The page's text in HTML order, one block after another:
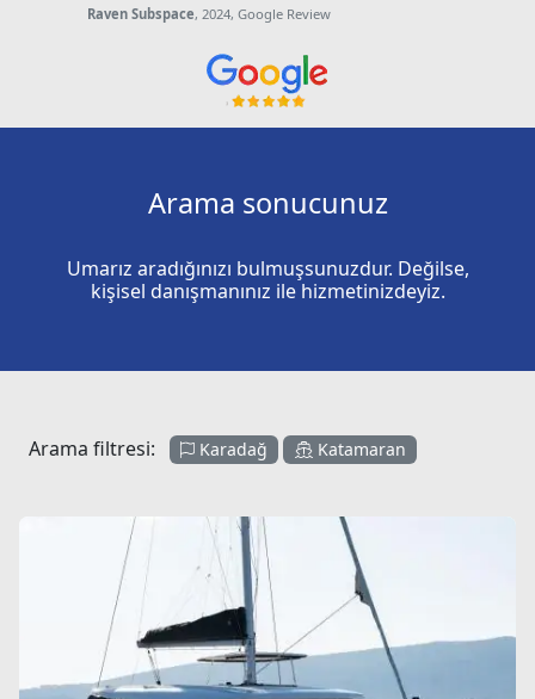
Raven Subspace, 2024, Google Review
Arama sonucunuz
Umarız aradığınızı bulmuşsunuzdur. Değilse,
kişisel danışmanınız ile hizmetinizdeyiz.
Arama filtresi: Karadağ Katamaran